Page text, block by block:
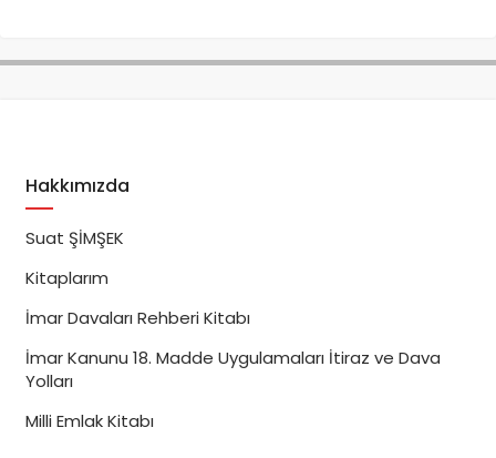
Hakkımızda
Suat ŞİMŞEK
Kitaplarım
İmar Davaları Rehberi Kitabı
İmar Kanunu 18. Madde Uygulamaları İtiraz ve Dava
Yolları
Milli Emlak Kitabı